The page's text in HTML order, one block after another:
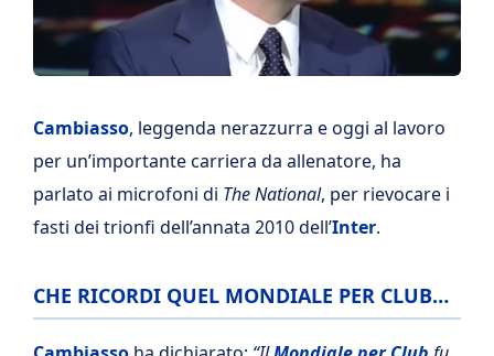
Cambiasso, leggenda nerazzurra e oggi al lavoro
per un’importante carriera da allenatore, ha
parlato ai microfoni di The National, per rievocare i
fasti dei trionfi dell’annata 2010 dell’Inter.
CHE RICORDI QUEL MONDIALE PER CLUB…